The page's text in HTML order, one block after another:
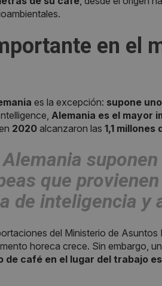
en el
es la excepción: supone
Alemania es el mayor
2020 alcanzaron las 1,1
suponen
que
de inteligencia y
del Ministerio de Asuntos
horeca crece. Sin embargo,
de café en el lugar del trabajo